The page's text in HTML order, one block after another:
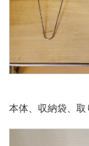
本体、収納袋、取